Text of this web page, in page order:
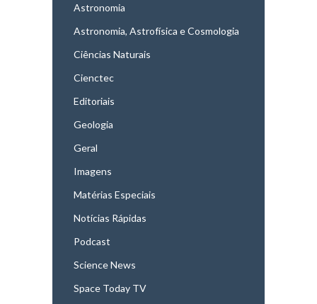
Astronomia
Astronomia, Astrofísica e Cosmologia
Ciências Naturais
Cienctec
Editoriais
Geologia
Geral
Imagens
Matérias Especiais
Notícias Rápidas
Podcast
Science News
Space Today TV